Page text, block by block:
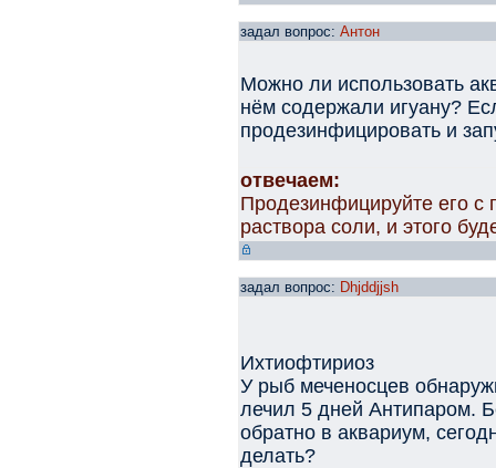
задал вопрос: Антон
Можно ли использовать
нём содержали игуану?
продезинфицировать и
отвечаем:
Продезинфицируйте его с
раствора соли, и этого
задал вопрос: Dhjddjjsh
Ихтиофтириоз
У рыб меченосцев
лечил 5 дней Антипаром.
обратно в аквариум,
делать?